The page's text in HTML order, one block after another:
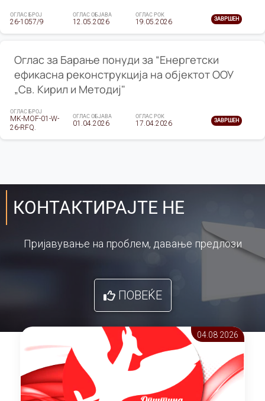
ОГЛАС БРОЈ
26-1057/9
ОГЛАС ОБЈАВА
12.05.2026
ОГЛАС РОК
19.05.2026 ЗАВРШЕН
Оглас за Барање понуди за “Енергетски
ефикасна реконструкција на објектот ООУ
„Св. Кирил и Методиј"
ОГЛАС БРОЈ
MK-MOF-01-W-
26-RFQ.
ОГЛАС ОБЈАВА
01.04.2026
ОГЛАС РОК
17.04.2026 ЗАВРШЕН
КОНТАКТИРАЈТЕ НЕ
Пријавување на проблем, давање предлози
ПОВЕЌЕ
04.08 2026